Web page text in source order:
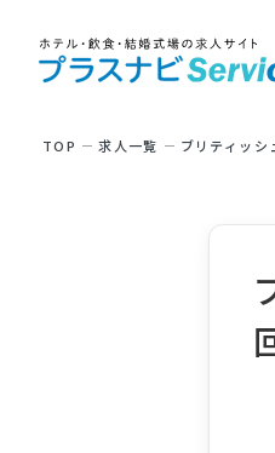
TOP 求⼈⼀覧 ブリティッ